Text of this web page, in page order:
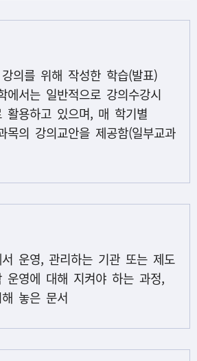
의를 위해 작성한 학습(발표)
에서는 일반적으로 강의수강시
활용하고 있으며, 매 학기별
목의 강의교안을 제공함(일부교과
운영, 관리하는 기관 또는 제도
운영에 대해 지켜야 하는 과정,
놓은 문서